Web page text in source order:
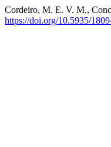
Cordeiro, M. E. V. M.,
https://doi.org/10.5935/